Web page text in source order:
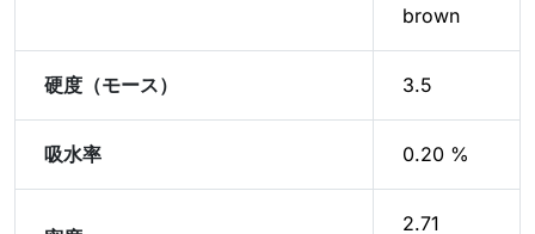
brown
硬度（モース） 3.5
吸水率 0.20 %
2.71